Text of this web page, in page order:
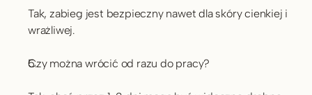
Tak, zabieg jest bezpieczny nawet dla skóry cienkiej i
wrażliwej.
Czy można wrócić od razu do pracy?